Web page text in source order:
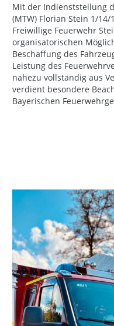
Mit der Indienststellung
(MTW) Florian Stein 1/
Freiwillige Feuerwehr
organisatorischen
Beschaffung des
Leistung des
nahezu vollständig aus
verdient besondere
Bayerischen